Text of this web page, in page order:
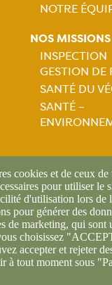
NOTRE
NOS MISSIONS
INSPECTION
GESTION DE
SANTÉ DU
SANTÉ –
cookies et de ceux de
pour utiliser le
d'utilisation lors de
pour générer des
de marketing, qui
choisissez
accepter et rejeter
à tout moment sous